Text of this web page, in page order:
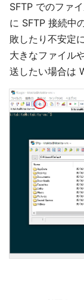
SFTP でのファ
に SFTP 接続中
敗したり不安定
大きなファイル
送したい場合は